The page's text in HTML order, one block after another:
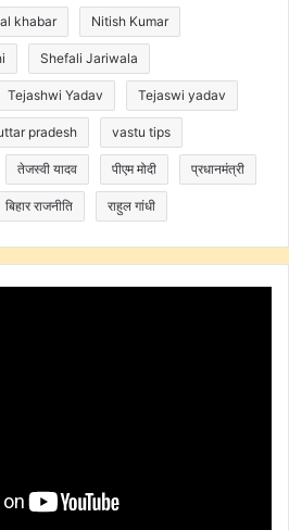
khabar Nitish Kumar
Shefali Jariwala
Tejashwi Yadav Tejaswi yadav
pradesh vastu tips
तेजस्वी यादव पीएम मोदी प्रधानमंत्री
बिहार राजनीति राहुल गांधी